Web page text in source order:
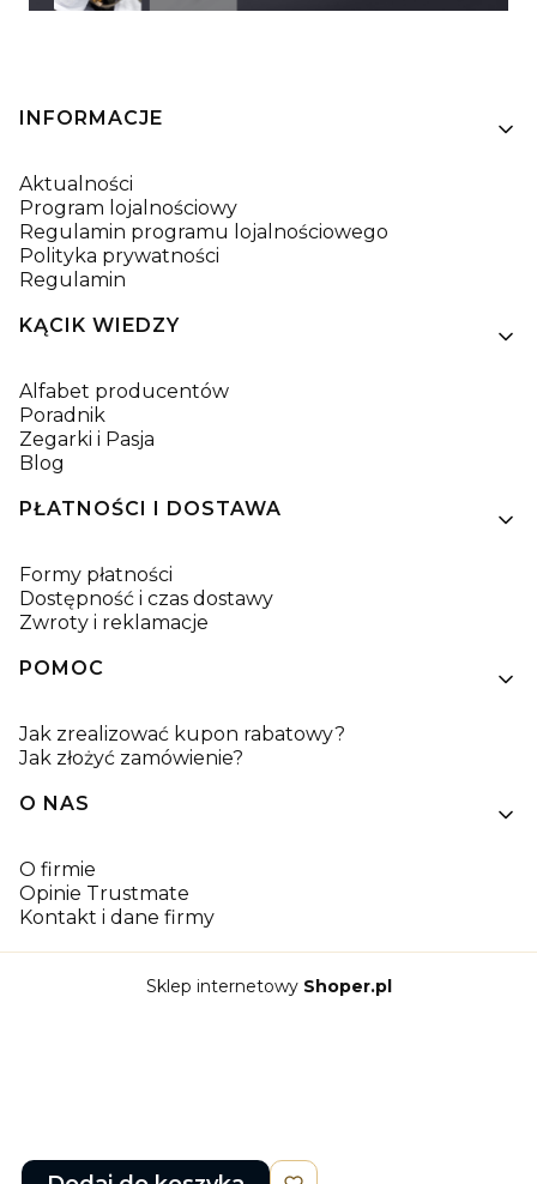
Linki w stopce
INFORMACJE
Aktualności
Program lojalnościowy
Regulamin programu lojalnościowego
Polityka prywatności
Regulamin
KĄCIK WIEDZY
Alfabet producentów
Poradnik
Zegarki i Pasja
Blog
PŁATNOŚCI I DOSTAWA
Formy płatności
Dostępność i czas dostawy
Zwroty i reklamacje
POMOC
Jak zrealizować kupon rabatowy?
Jak złożyć zamówienie?
O NAS
O firmie
Opinie Trustmate
Kontakt i dane firmy
Sklep internetowy Shoper.pl